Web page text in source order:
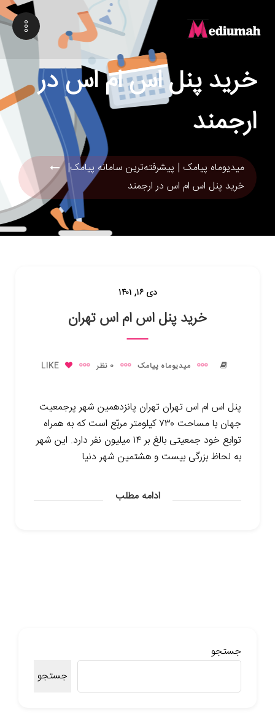
خرید پنل اس ام اس در
ارجمند
میدیوماه پیامک | پیشرفته‌ترین سامانه پیامک|
خرید پنل اس ام اس در ارجمند
دی ۱۶, ۱۴۰۱
خرید پنل اس ام اس تهران
میدیوماه پیامک 0 نظر LIKE
پنل اس ام اس تهران تهران پانزدهمین شهر پرجمعیت
جهان با مساحت ۷۳۰ کیلومتر مربّع است که به همراه
توابع خود جمعیتی بالغ بر ۱۴ میلیون نفر دارد. این شهر
به لحاظ بزرگی بیست و هشتمین شهر دنیا
ادامه مطلب
جستجو
جستجو